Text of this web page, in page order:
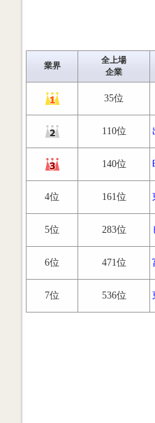
業界
全上場
企業
35位
110位
140位
4位 161位
5位 283位
6位 471位
7位 536位